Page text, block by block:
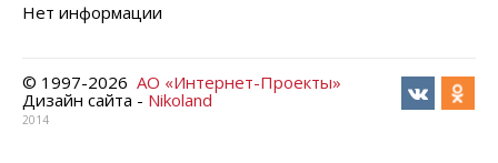
Нет информации
© 1997-2026 АО «Интернет-Проекты»
Дизайн сайта - Nikoland
2014